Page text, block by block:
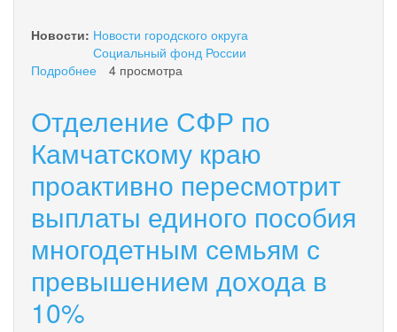
Новости: Новости городского округа
Социальный фонд России
Подробнее
года
самозанятых
Камчатского
края
подали
заявление
в
региональное
4 просмотра
Отделение СФР по
Камчатскому краю
проактивно пересмотрит
выплаты единого пособия
многодетным семьям с
превышением дохода в
10%